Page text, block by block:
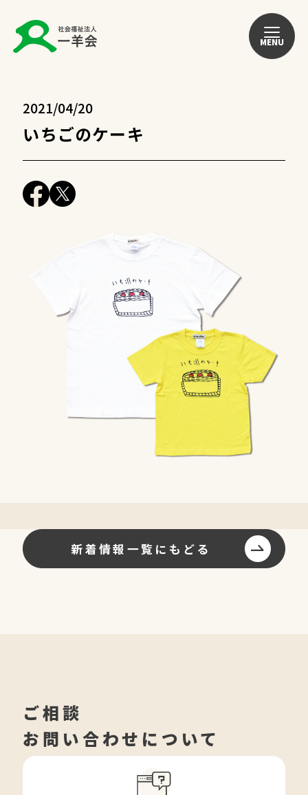
MENU
2021/04/20
いちごのケーキ
新着情報一覧にもどる
ご相談
お問い合わせについて